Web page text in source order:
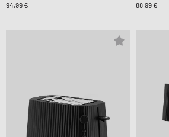
94,99 €
88,99 €